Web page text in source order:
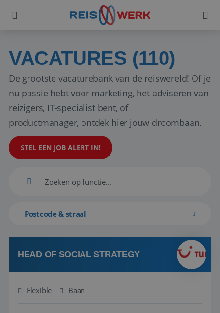
VACATURES (110)
De grootste vacaturebank van de reiswereld! Of je
nu passie hebt voor marketing, het adviseren van
reizigers, IT-specialist bent, of
productmanager, ontdek hier jouw droombaan.
STEL EEN JOB ALERT IN!
Postcode & straal
HEAD OF SOCIAL STRATEGY
Flexible Baan